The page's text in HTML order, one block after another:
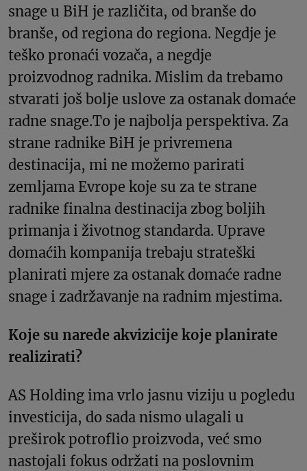
snage u BiH je različita, od branše do
branše, od regiona do regiona. Negdje je
teško pronaći vozača, a negdje
proizvodnog radnika. Mislim da trebamo
stvarati još bolje uslove za ostanak domaće
radne snage.To je najbolja perspektiva. Za
strane radnike BiH je privremena
destinacija, mi ne možemo parirati
zemljama Evrope koje su za te strane
radnike finalna destinacija zbog boljih
primanja i životnog standarda. Uprave
domaćih kompanija trebaju strateški
planirati mjere za ostanak domaće radne
snage i zadržavanje na radnim mjestima.
Koje su narede akvizicije koje planirate
realizirati?
AS Holding ima vrlo jasnu viziju u pogledu
investicija, do sada nismo ulagali u
preširok potroflio proizvoda, već smo
nastojali fokus održati na poslovnim